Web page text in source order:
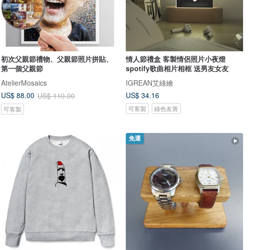
初次父親節禮物、父親節照片拼貼、
第一個父親節
AtelierMosaics
US$ 88.00 US$ 110.00
可客製
情人節禮盒 客製情侶照片小夜燈
spotify歌曲相片相框 送男友女友
IGREAN艾綠繪
US$ 34.16
可客製 綠色友善
免運